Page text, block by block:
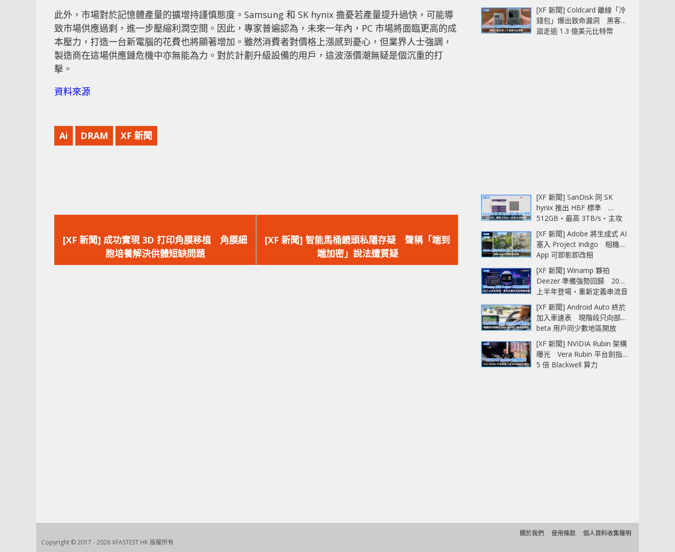
此外，市場對於記憶體產量的擴增持謹慎態度。Samsung 和 SK hynix 擔憂若產量提升過快，可能導
致市場供應過剩，進一步壓縮利潤空間。因此，專家普遍認為，未來一年內，PC 市場將面臨更高的成
本壓力，打造一台新電腦的花費也將顯著增加。雖然消費者對價格上漲感到憂心，但業界人士強調，
製造商在這場供應鏈危機中亦無能為力。對於計劃升級設備的用戶，這波漲價潮無疑是個沉重的打
擊。
資料來源
Ai DRAM XF 新聞
一
篇
文
[XF 新聞] 成功實現 3D 打印角膜移植 角膜細
胞培養解決供體短缺問題
一
篇
文
[XF 新聞] 智能馬桶鏡頭私隱存疑 聲稱「端到
端加密」說法遭質疑
[XF 新聞] Coldcard 離線「冷
錢包」爆出致命漏洞 黑客已
盜走逾 1.3 億美元比特幣
[XF 新聞] SanDisk 同 SK
hynix 推出 HBF 標準
512GB‧最高 3TB/s‧主攻
AI 記憶體
[XF 新聞] Adobe 將生成式 AI
塞入 Project Indigo 相機
App 可即影即改相
[XF 新聞] Winamp 夥拍
Deezer 準備強勢回歸 2027
上半年登場‧重新定義串流音
樂播放器
[XF 新聞] Android Auto 終於
加入車速表 現階段只向部分
beta 用戶同少數地區開放
[XF 新聞] NVIDIA Rubin 架構
曝光 Vera Rubin 平台劍指
5 倍 Blackwell 算力
Copyright © 2017 - 2026 XFASTEST HK 版權所有
關於我們 使用條款 個人資料收集聲明